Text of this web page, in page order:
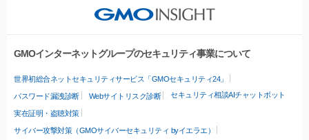
GMOインターネットグループのセキュリティ事業について
世界初総合ネットセキュリティサービス「GMOセキュリティ24」
パスワード漏洩診断 Webサイトリスク診断 セキュリティ相談AIチャットボット
実在証明・盗聴対策
サイバー攻撃対策（GMOサイバーセキュリティ byイエラエ）